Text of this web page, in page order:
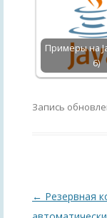
Примеры на
6)
Запись
Навигация
← Резервная